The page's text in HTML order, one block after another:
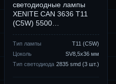
светодиодные лампы
XENITE CAN 3636 Т11
(C5W) 5500…
Тип лампы
Т11 (C5W)
Цоколь
SV8,5x36 мм
Тип светодиода 2835 smd (3 шт.)